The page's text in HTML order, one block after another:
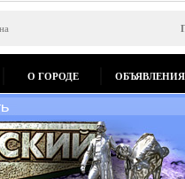
О ГОРОДЕ ОБЪЯВЛЕНИЯ